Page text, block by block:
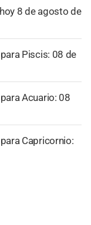
8 de agosto de
Piscis: 08 de
Acuario: 08
Capricornio: